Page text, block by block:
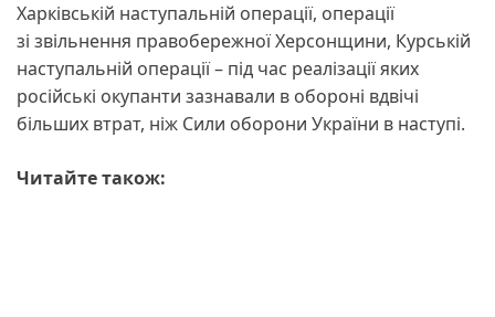
Харківській наступальній операції, операції
зі звільнення правобережної Херсонщини, Курській
наступальній операції – під час реалізації яких
російські окупанти зазнавали в обороні вдвічі
більших втрат, ніж Сили оборони України в наступі.
Читайте також: